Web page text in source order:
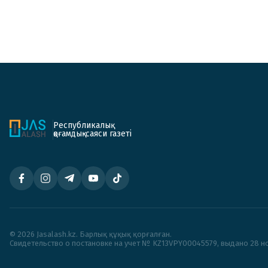
Республикалық
қоғамдық-саяси газеті
© 2026 Jasalash.kz. Барлық құқық қорғалған.
Cвидетельство о постановке на учет № KZ13VPY00045579, выдано 28